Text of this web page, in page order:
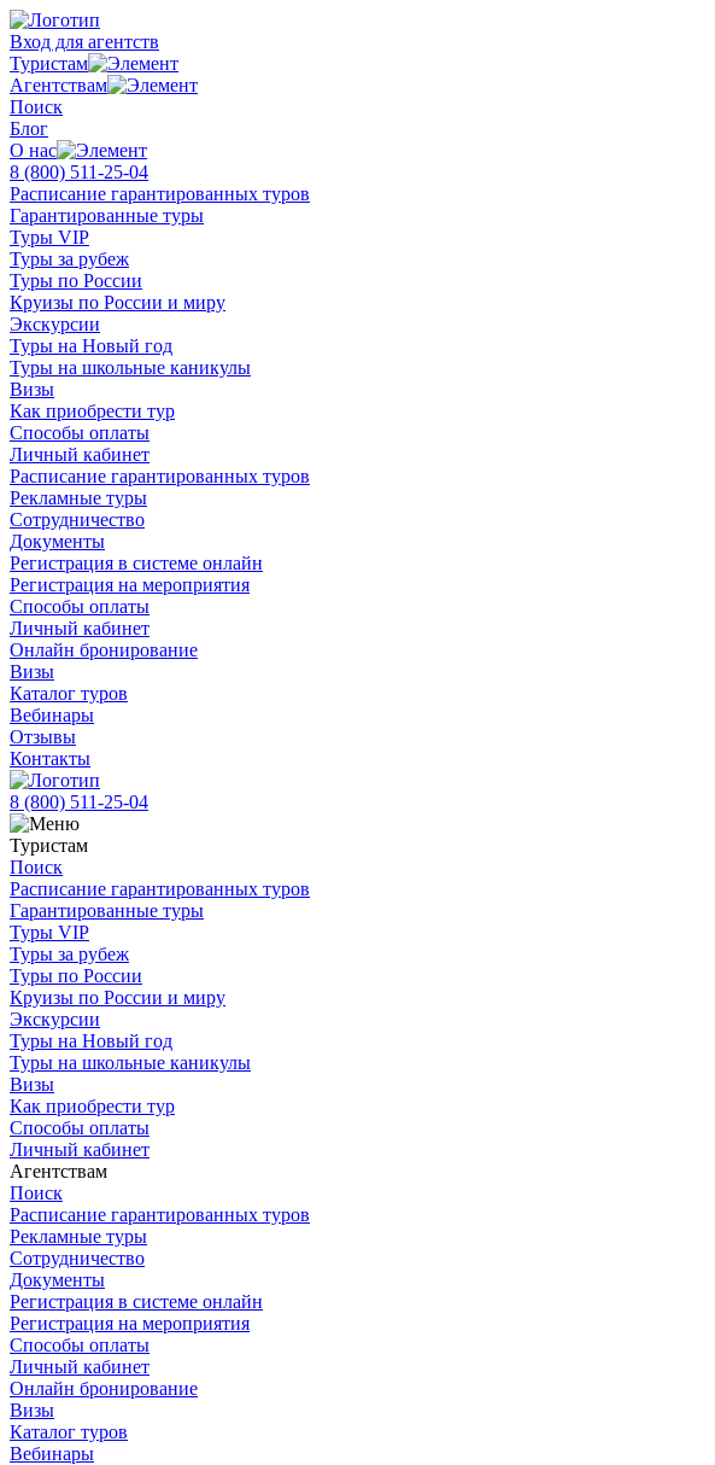
Вход для агентств
Туристам
Агентствам
Поиск
Блог
О нас
8 (800) 511-25-04
Расписание гарантированных туров
Гарантированные туры
Туры VIP
Туры за рубеж
Туры по России
Круизы по России и миру
Экскурсии
Туры на Новый год
Туры на школьные каникулы
Визы
Как приобрести тур
Способы оплаты
Личный кабинет
Расписание гарантированных туров
Рекламные туры
Сотрудничество
Документы
Регистрация в системе онлайн
Регистрация на мероприятия
Способы оплаты
Личный кабинет
Онлайн бронирование
Визы
Каталог туров
Вебинары
Отзывы
Контакты
8 (800) 511-25-04
Туристам
Поиск
Расписание гарантированных туров
Гарантированные туры
Туры VIP
Туры за рубеж
Туры по России
Круизы по России и миру
Экскурсии
Туры на Новый год
Туры на школьные каникулы
Визы
Как приобрести тур
Способы оплаты
Личный кабинет
Агентствам
Поиск
Расписание гарантированных туров
Рекламные туры
Сотрудничество
Документы
Регистрация в системе онлайн
Регистрация на мероприятия
Способы оплаты
Личный кабинет
Онлайн бронирование
Визы
Каталог туров
Вебинары